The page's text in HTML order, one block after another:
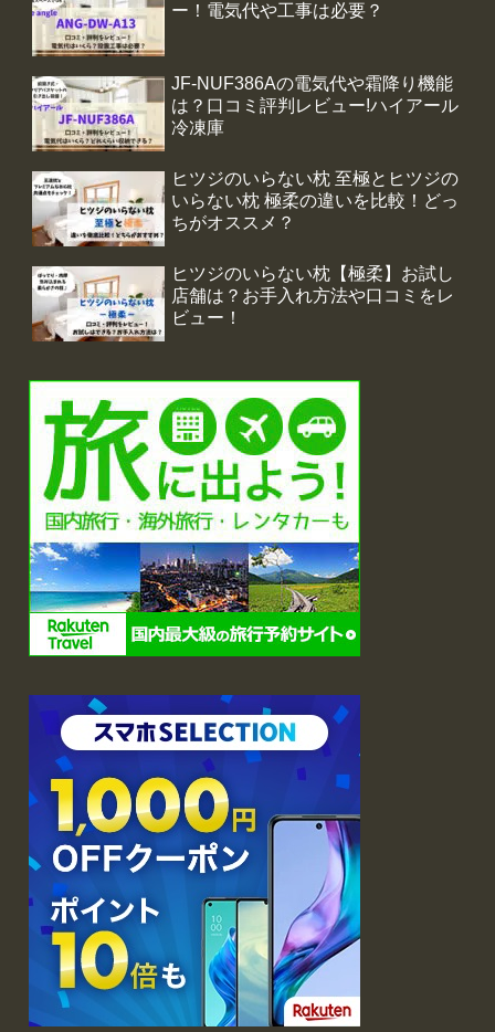
ー！電気代や工事は必要？
JF-NUF386Aの電気代や霜降り機能
は？口コミ評判レビュー!ハイアール
冷凍庫
ヒツジのいらない枕 至極とヒツジの
いらない枕 極柔の違いを比較！どっ
ちがオススメ？
ヒツジのいらない枕【極柔】お試し
店舗は？お手入れ方法や口コミをレ
ビュー！